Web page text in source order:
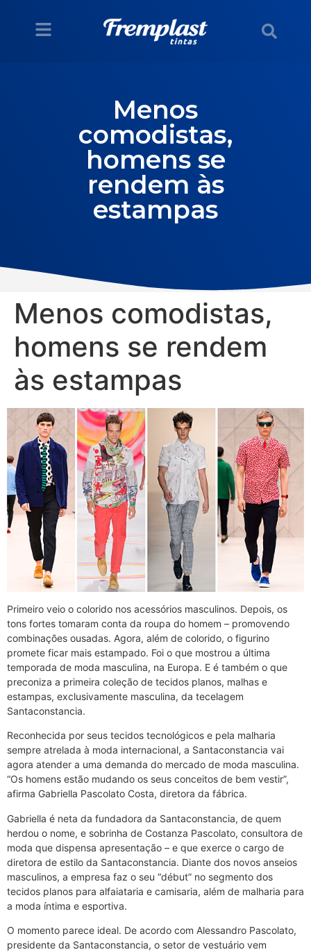
Menos
comodistas,
homens se
rendem às
estampas
Menos comodistas,
homens se rendem
às estampas
Primeiro veio o colorido nos acessórios masculinos. Depois, os
tons fortes tomaram conta da roupa do homem – promovendo
combinações ousadas. Agora, além de colorido, o figurino
promete ficar mais estampado. Foi o que mostrou a última
temporada de moda masculina, na Europa. E é também o que
preconiza a primeira coleção de tecidos planos, malhas e
estampas, exclusivamente masculina, da tecelagem
Santaconstancia.
Reconhecida por seus tecidos tecnológicos e pela malharia
sempre atrelada à moda internacional, a Santaconstancia vai
agora atender a uma demanda do mercado de moda masculina.
“Os homens estão mudando os seus conceitos de bem vestir”,
afirma Gabriella Pascolato Costa, diretora da fábrica.
Gabriella é neta da fundadora da Santaconstancia, de quem
herdou o nome, e sobrinha de Costanza Pascolato, consultora de
moda que dispensa apresentação – e que exerce o cargo de
diretora de estilo da Santaconstancia. Diante dos novos anseios
masculinos, a empresa faz o seu “début” no segmento dos
tecidos planos para alfaiataria e camisaria, além de malharia para
a moda íntima e esportiva.
O momento parece ideal. De acordo com Alessandro Pascolato,
presidente da Santaconstancia, o setor de vestuário vem